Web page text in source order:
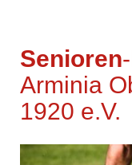
Senioren
Arminia
1920 e.V.